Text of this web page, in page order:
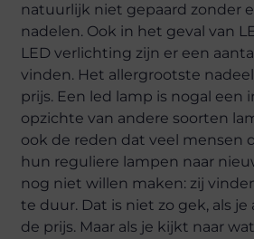
natuurlijk niet gepaard zonder
nadelen. Ook in het geval van
LED verlichting zijn er een
vinden. Het allergrootste
prijs. Een led lamp is nogal een
opzichte van andere soorten
ook de reden dat veel mensen
hun reguliere lampen naar
nog niet willen maken: zij
te duur. Dat is niet zo gek, als
de prijs. Maar als je kijkt naar